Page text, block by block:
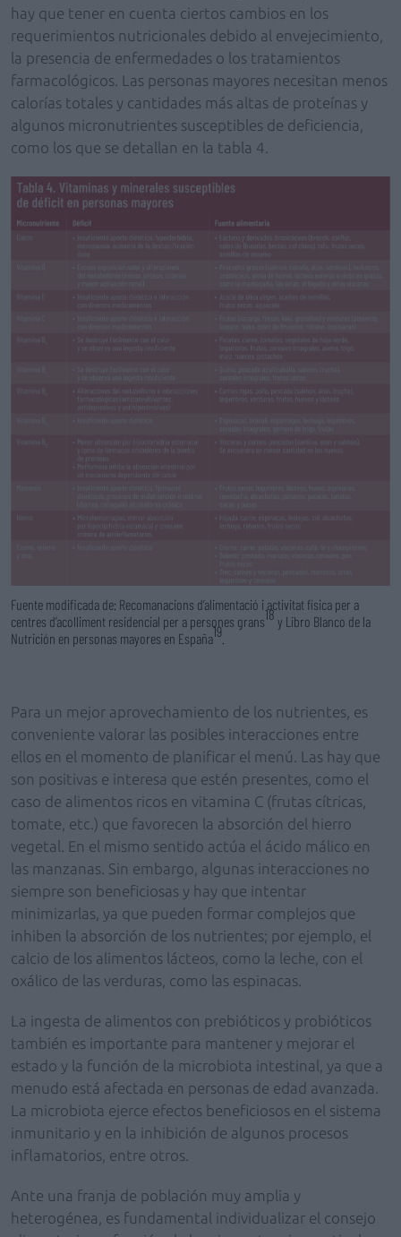
hay que tener en cuenta ciertos cambios en los
requerimientos nutricionales debido al envejecimiento,
la presencia de enfermedades o los tratamientos
farmacológicos. Las personas mayores necesitan menos
calorías totales y cantidades más altas de proteínas y
algunos micronutrientes susceptibles de deficiencia,
como los que se detallan en la tabla 4.
Fuente modificada de: Recomanacions d’alimentació i activitat física per a
centres d’acolliment residencial per a persones grans18y Libro Blanco de la
Nutrición en personas mayores en España19
Para un mejor aprovechamiento de los nutrientes, es
conveniente valorar las posibles interacciones entre
ellos en el momento de planificar el menú. Las hay que
son positivas e interesa que estén presentes, como el
caso de alimentos ricos en vitamina C (frutas cítricas,
tomate, etc.) que favorecen la absorción del hierro
vegetal. En el mismo sentido actúa el ácido málico en
las manzanas. Sin embargo, algunas interacciones no
siempre son beneficiosas y hay que intentar
minimizarlas, ya que pueden formar complejos que
inhiben la absorción de los nutrientes; por ejemplo, el
calcio de los alimentos lácteos, como la leche, con el
oxálico de las verduras, como las espinacas.
La ingesta de alimentos con prebióticos y probióticos
también es importante para mantener y mejorar el
estado y la función de la microbiota intestinal, ya que a
menudo está afectada en personas de edad avanzada.
La microbiota ejerce efectos beneficiosos en el sistema
inmunitario y en la inhibición de algunos procesos
inflamatorios, entre otros.
Ante una franja de población muy amplia y
heterogénea, es fundamental individualizar el consejo